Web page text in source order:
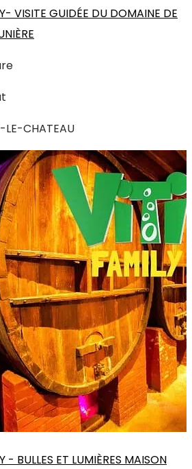
VISITE GUIDÉE DU DOMAINE DE
LE-CHATEAU
- BULLES ET LUMIÈRES MAISON